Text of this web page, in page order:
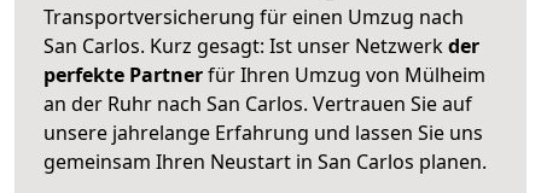
Transportversicherung für einen Umzug nach
San Carlos. Kurz gesagt: Ist unser Netzwerkder
perfekte Partnerfür Ihren Umzug von Mülheim
an der Ruhr nach San Carlos. Vertrauen Sie auf
unsere jahrelange Erfahrung und lassen Sie uns
gemeinsam Ihren Neustart in San Carlos planen.